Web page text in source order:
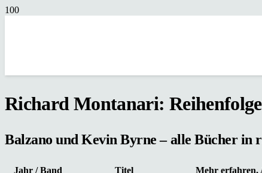
Richard Montanari:
Balzano und Kevin Byrne – alle Bücher in
Jahr / Band Titel
Mehr erfahren,